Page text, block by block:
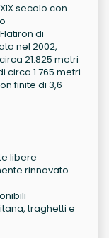
secolo con
di
nel 2002,
21.825 metri
circa 1.765 metri
finite di 3,6
libere
rinnovato
traghetti e